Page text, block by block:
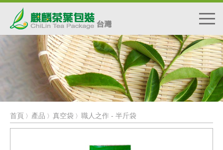
首頁 〉 產品 〉 真空袋 〉 職人之作 - 半斤袋